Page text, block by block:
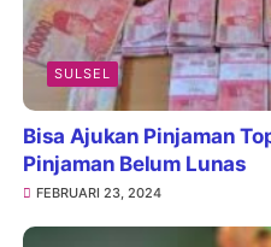
SULSEL
Bisa Ajukan Pinjaman
Pinjaman Belum Lunas
FEBRUARI 23, 2024